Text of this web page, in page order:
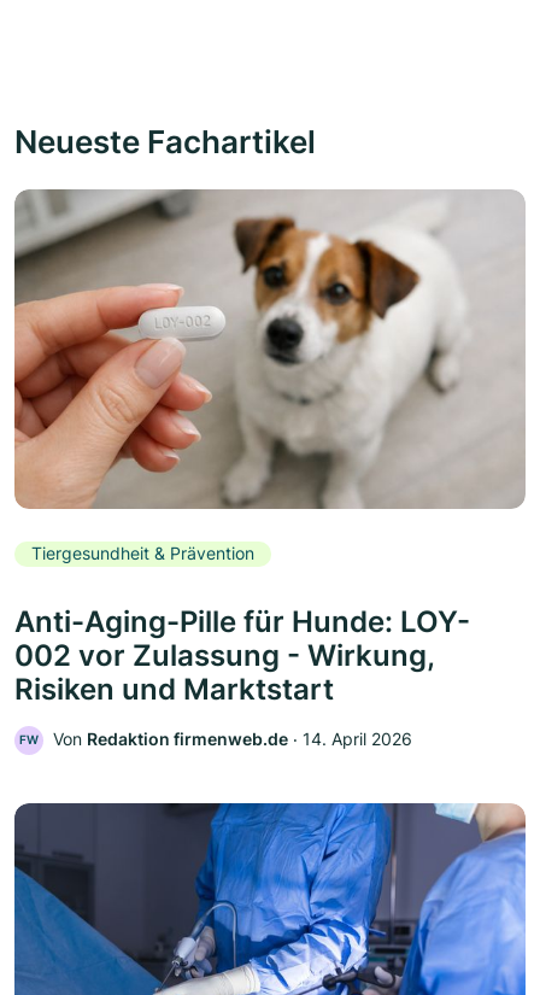
Neueste Fachartikel
Tiergesundheit & Prävention
Anti-Aging-Pille für Hunde: LOY-
002 vor Zulassung - Wirkung,
Risiken und Marktstart
FW Von Redaktion firmenweb.de ‧ 14. April 2026